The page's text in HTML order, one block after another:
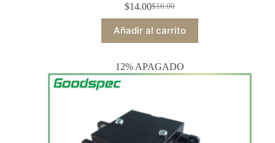
$16.00
$14.00
Añadir al carrito
12% APAGADO